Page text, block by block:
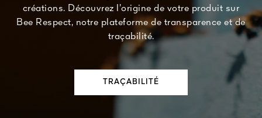
créations. Découvrez l’origine de votre produit sur
Bee Respect, notre plateforme de transparence et de
traçabilité.
TRAÇABILITÉ